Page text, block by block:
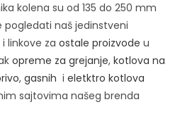
kolena su od 135 do 250 mm
naš jedinstveni
linkove za ostale proizvode u
opreme za grejanje, kotlova na
, gasnih i eletktro kotlova
sajtovima našeg brenda